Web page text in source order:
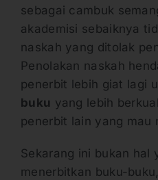
sebagai cambuk
akademisi sebaiknya
naskah yang ditolak
Penolakan naskah
penerbit lebih giat lagi
buku yang lebih
penerbit lain yang mau
Sekarang ini bukan hal
menerbitkan buku-